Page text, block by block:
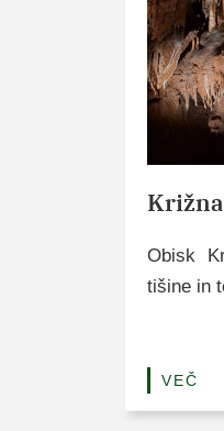
Obisk
tišine in
VEČ